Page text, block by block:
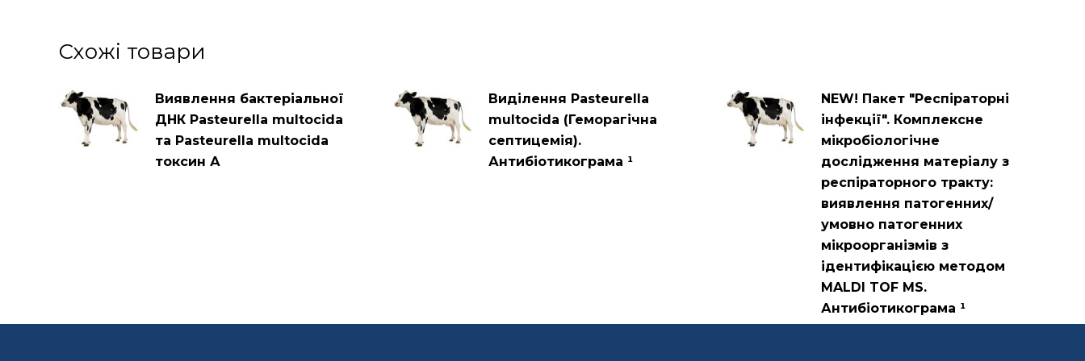
Схожі товари
Виявлення бактеріальної
ДНК Pasteurella multocida
та Pasteurella multocida
токсин А
Виділення Pasteurella
multocida (Геморагічна
септицемія).
Антибіотикограма ¹
NEW! Пакет "Респіраторні
інфекції". Комплексне
мікробіологічне
дослідження матеріалу з
респіраторного тракту:
виявлення патогенних/
умовно патогенних
мікроорганізмів з
ідентифікацією методом
MALDI TOF MS.
Антибіотикограма ¹